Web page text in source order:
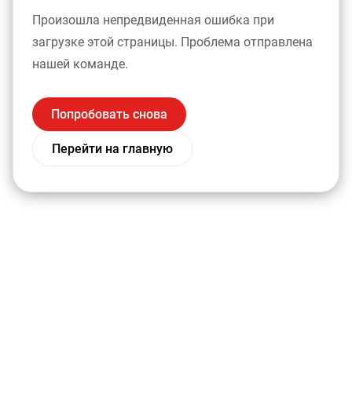
Произошла непредвиденная ошибка при
загрузке этой страницы. Проблема отправлена
нашей команде.
Попробовать снова
Перейти на главную